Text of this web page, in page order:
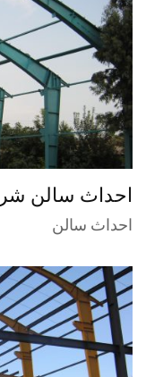
احداث سالن
احداث سالن